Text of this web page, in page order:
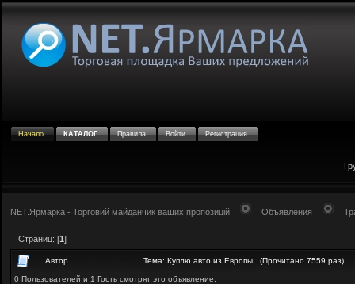
Начало КАТАЛОГ Правила Войти Регистрация
NET.Ярмарка - Торговий майданчик ваших пропозицій Объявления
Страниц: [1]
Автор Тема: Куплю авто из Европы. (Прочитано 7559 раз)
0 Пользователей и 1 Гость смотрят это объявление.